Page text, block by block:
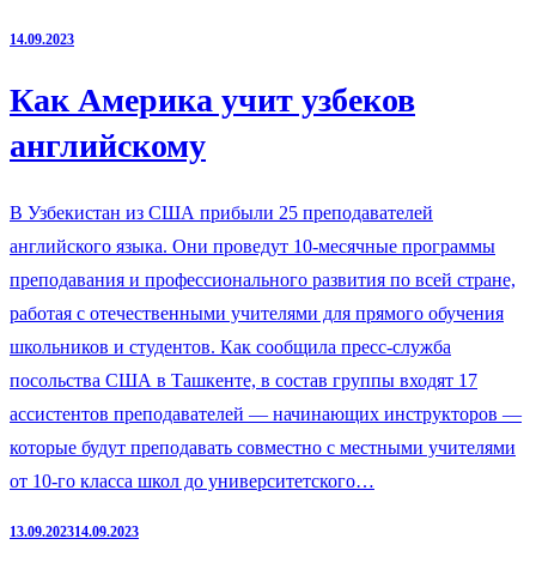
14.09.2023
Как Америка учит узбеков
английскому
В Узбекистан из США прибыли 25 преподавателей
английского языка. Они проведут 10-месячные программы
преподавания и профессионального развития по всей стране,
работая с отечественными учителями для прямого обучения
школьников и студентов. Как сообщила пресс-служба
посольства США в Ташкенте, в состав группы входят 17
ассистентов преподавателей — начинающих инструкторов —
которые будут преподавать совместно с местными учителями
от 10-го класса школ до университетского…
13.09.202314.09.2023